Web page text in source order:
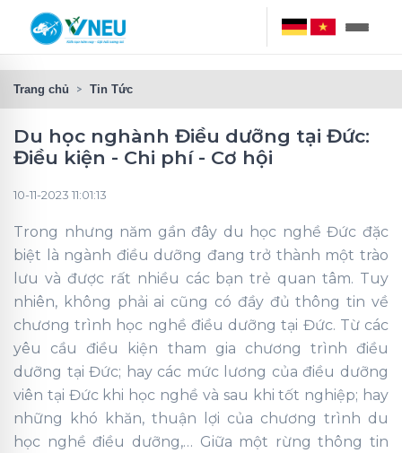
Trang chủ Tin Tức
Du học nghành Điều dưỡng tại Đức:
Điều kiện - Chi phí - Cơ hội
10-11-2023 11:01:13
Trong nhưng năm gần đây du học nghề Đức đặc
biệt là ngành điều dưỡng đang trở thành một trào
lưu và được rất nhiều các bạn trẻ quan tâm. Tuy
nhiên, không phải ai cũng có đầy đủ thông tin về
chương trình học nghề điều dưỡng tại Đức. Từ các
yêu cầu điều kiện tham gia chương trình điều
dưỡng tại Đức; hay các mức lương của điều dưỡng
viên tại Đức khi học nghề và sau khi tốt nghiệp; hay
những khó khăn, thuận lợi của chương trình du
học nghề điều dưỡng,… Giữa một rừng thông tin